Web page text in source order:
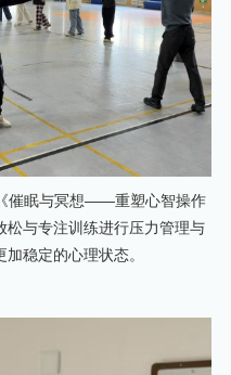
催眠与冥想——重塑心智操作
松与专注训练进行压力管理与
稳定的心理状态。